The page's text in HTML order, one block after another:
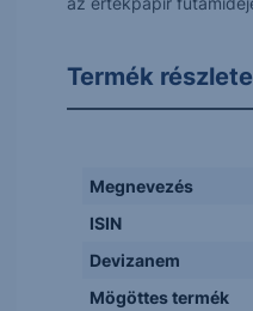
Termék
Megnevezés
ISIN
Devizanem
Mögöttes termék